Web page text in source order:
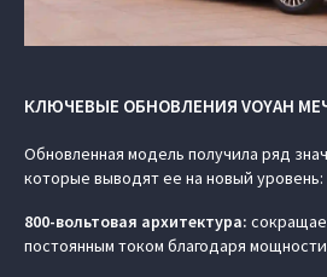
КЛЮЧЕВЫЕ ОБНОВЛЕНИЯ VOYAH
Обновленная модель получила ряд
которые выводят ее на новый уровень:
800-вольтовая архитектура:
постоянным током благодаря